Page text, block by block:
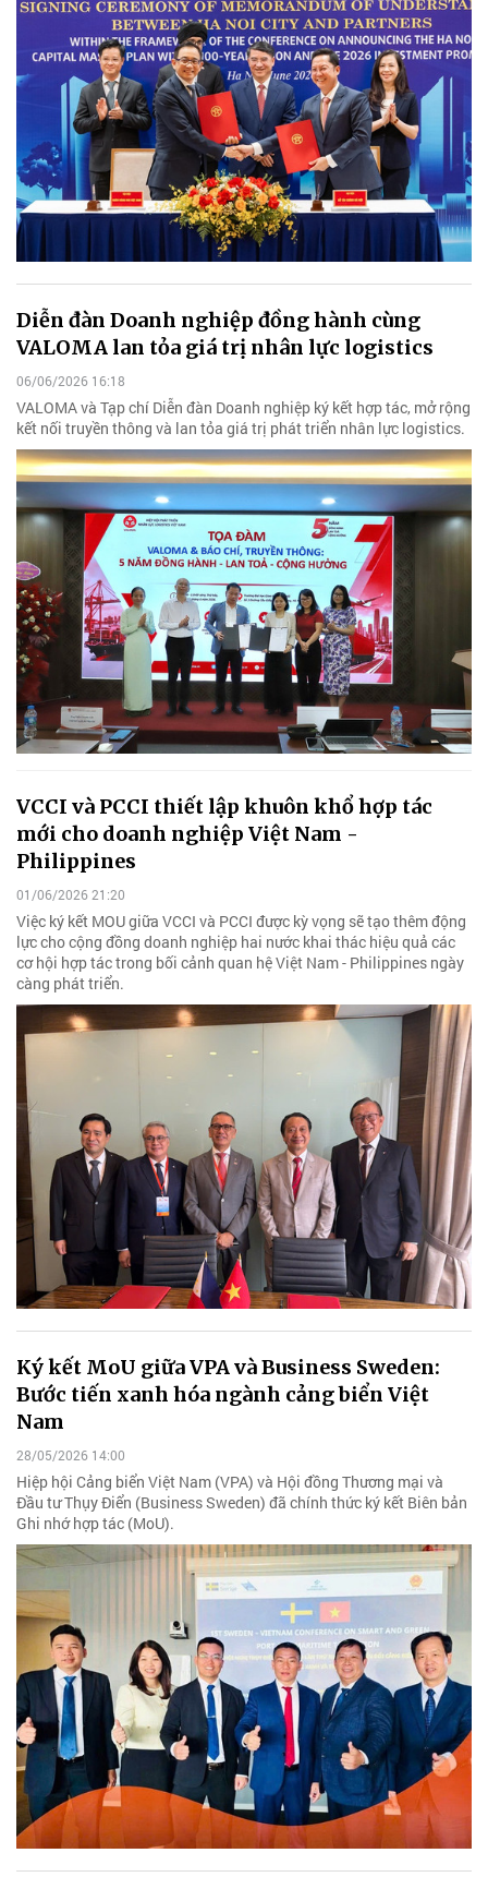
Diễn đàn Doanh nghiệp đồng hành cùng
VALOMA lan tỏa giá trị nhân lực logistics
06/06/2026 16:18
VALOMA và Tạp chí Diễn đàn Doanh nghiệp ký kết hợp tác, mở rộng
kết nối truyền thông và lan tỏa giá trị phát triển nhân lực logistics.
VCCI và PCCI thiết lập khuôn khổ hợp tác
mới cho doanh nghiệp Việt Nam -
Philippines
01/06/2026 21:20
Việc ký kết MOU giữa VCCI và PCCI được kỳ vọng sẽ tạo thêm động
lực cho cộng đồng doanh nghiệp hai nước khai thác hiệu quả các
cơ hội hợp tác trong bối cảnh quan hệ Việt Nam - Philippines ngày
càng phát triển.
Ký kết MoU giữa VPA và Business Sweden:
Bước tiến xanh hóa ngành cảng biển Việt
Nam
28/05/2026 14:00
Hiệp hội Cảng biển Việt Nam (VPA) và Hội đồng Thương mại và
Đầu tư Thụy Điển (Business Sweden) đã chính thức ký kết Biên bản
Ghi nhớ hợp tác (MoU).